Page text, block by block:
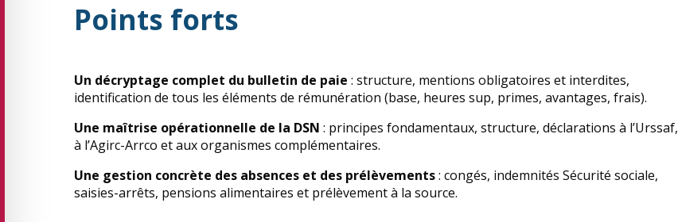
Points forts
Un décryptage complet du bulletin de paie : structure, mentions obligatoires et interdites,
identification de tous les éléments de rémunération (base, heures sup, primes, avantages, frais).
Une maîtrise opérationnelle de la DSN : principes fondamentaux, structure, déclarations à l’Urssaf,
à l’Agirc-Arrco et aux organismes complémentaires.
Une gestion concrète des absences et des prélèvements: congés, indemnités Sécurité sociale,
saisies-arrêts, pensions alimentaires et prélèvement à la source.